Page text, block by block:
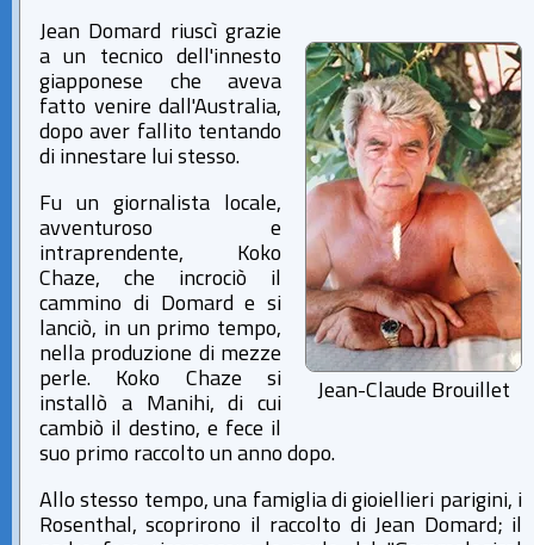
Jean-Claude Brouillet
Jean Domard riuscì grazie
a un tecnico dell'innesto
giapponese che aveva
fatto venire dall'Australia,
dopo aver fallito tentando
di innestare lui stesso.
Fu un giornalista locale,
avventuroso e
intraprendente, Koko
Chaze, che incrociò il
cammino di Domard e si
lanciò, in un primo tempo,
nella produzione di mezze
perle. Koko Chaze si
installò a Manihi, di cui
cambiò il destino, e fece il
suo primo raccolto un anno dopo.
Allo stesso tempo, una famiglia di gioiellieri parigini, i
Rosenthal, scoprirono il raccolto di Jean Domard; il